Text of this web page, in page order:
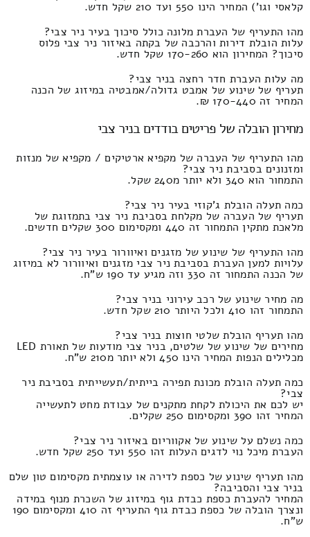
קלאסי וגו') המחיר הינו 550 ועד 210 שקל חדש.
מהו התעריף של העברת מלונה כולל סיכוך בעיר ניר צבי?
עלות הובלת דירות והרכבה של בקתה באיזור ניר צבי פלוס
סיכוך? המחירון הוא 170-260 שקל חדש.
מה עלות העברת חדר רחצה בניר צבי?
תעריף של שינוע של אמבט גדולה/אמבטיה במיזוג של הכנה
המחיר זה 170-440 ₪.
מחירון הובלה של פריטים בודדים בניר צבי
מהו התעריף של העברה של מקפיא ארטיקים / מקפיא של מנזות
ומזנונים בסביבת ניר צבי?
התמחור הוא 340 ולא יותר מ240 שקל.
כמה תעלה הובלת ג'קוזי בעיר ניר צבי?
תעריף של העברה של מקלחת בסביבת ניר צבי בתמזוגת של
מלאכת מתקין התמחור זה 440 ומקסימום 300 שקלים חדשים.
מהו התעריף של שינוע של מזגנים ואיוורור בעיר ניר צבי?
עלויות למען העברת בסביבת ניר צבי מזגנים ואיוורור לא במיזוג
של הכנה התמחור זה 330 וזה מגיע עד 190 ש"ח.
מה מחיר שינוע של רכב עירוני בניר צבי?
התמחור זהו 410 ולכל היותר 210 שקל חדש.
מהו תעריף הובלת שלטי חוצות בניר צבי?
מחירים של שינוע של שלטים, בניר צבי מודעות של תאורת LED
מכלילים הנפות המחיר הינו 450 ולא יותר מ210 ש"ח.
כמה תעלה הובלת מכונת תפירה בייתית/תעשייתית בסביבת ניר
צבי?
יש לכם את היכולת לקחת מתקנים של עבודת מחט לתעשייה
המחיר זהו 390 ומקסימום 250 שקלים.
כמה נשלם על שינוע של אקווריום באיזור ניר צבי?
העברת מיכל נוי לדגים העלות זהו 550 ועד 250 שקל חדש.
מהו תעריף שינוע של כספת לדירה או עוצמתית מקסימום טון שלם
בניר צבי והסביבה?
המחיר להעברת כספת כבדת גוף במיזוג של השכרת מנוף במידה
ונצרך הובלה של כספת כבדת גוף התעריף זה 410 ומקסימום 190
ש"ח.